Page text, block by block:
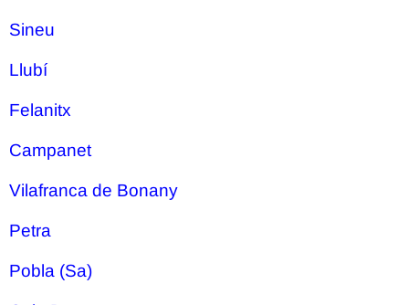
Sineu
Llubí
Felanitx
Campanet
Vilafranca de Bonany
Petra
Pobla (Sa)